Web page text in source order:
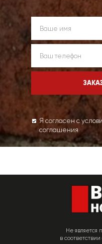
Я согласен с
соглашения
Не является
в